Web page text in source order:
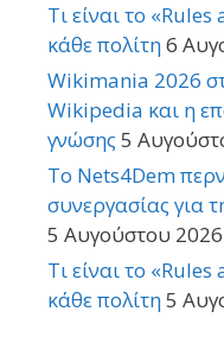
Τι είναι το
κάθε πολίτη6
Wikimania 2026
Wikipedia και η
γνώσης 5
Το Nets4Dem
συνεργασίας για
5 Αυγούστου 2026
Τι είναι το
κάθε πολίτη5